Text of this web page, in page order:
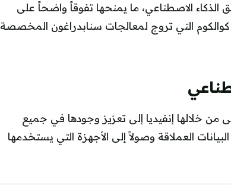
الاصطناعي، ما يمنحها تفوقاً واضحاً على
التي تروج لمعالجات سنابدراغون المخصصة
خلالها إنفيديا إلى تعزيز وجودها في جميع
العملاقة وصولاً إلى الأجهزة التي يستخدمها